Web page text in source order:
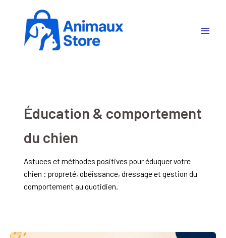
contenu
Éducation & comportement
du chien
Astuces et méthodes positives pour éduquer votre
chien : propreté, obéissance, dressage et gestion du
comportement au quotidien.